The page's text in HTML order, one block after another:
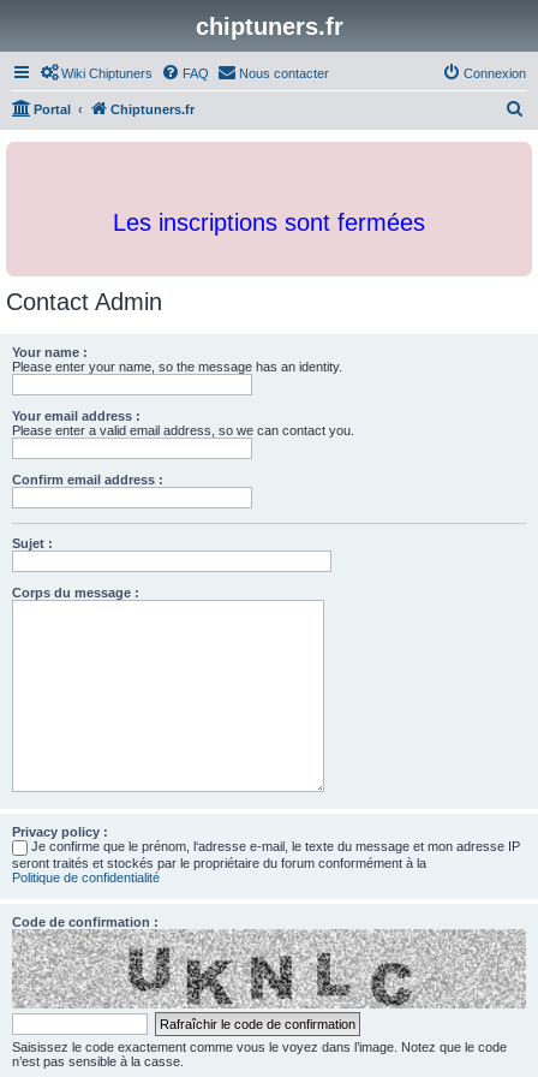
chiptuners.fr
Wiki Chiptuners FAQ Nous contacter Connexion
Portal Chiptuners.fr
c
Les inscriptions sont fermées
Contact Admin
Your name :
Please enter your name, so the message has an identity.
Your email address :
Please enter a valid email address, so we can contact you.
Confirm email address :
Sujet :
Corps du message :
Privacy policy :
Je confirme que le prénom, l‘adresse e-mail, le texte du message et mon adresse IP
seront traités et stockés par le propriétaire du forum conformément à la
Politique de confidentialité
Code de confirmation :
Saisissez le code exactement comme vous le voyez dans l’image. Notez que le code
n’est pas sensible à la casse.